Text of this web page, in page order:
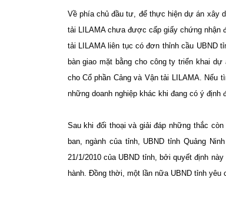
Về phía chủ đầu tư, để thực hiện dự án xây
tải LILAMA chưa được cấp giấy chứng nhận
tải LILAMA liên tục có đơn thỉnh cầu UBND
bàn giao mặt bằng cho công ty triển khai
cho Cổ phần Cảng và Vận tải LILAMA. Nếu
những doanh nghiệp khác khi đang có ý định
Sau khi đối thoại và giải đáp những thắc
ban, ngành của tỉnh, UBND tỉnh Quảng
21/1/2010 của UBND tỉnh, bởi quyết định
hành. Đồng thời, một lần nữa UBND tỉnh yêu